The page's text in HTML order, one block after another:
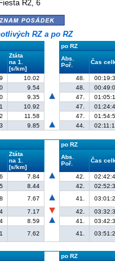
R2, 6
posádek
RZ a po RZ
po RZ
Ztáta
na 1.
[s/km]
Abs.
Poř.
Čas
10.02 48.
9.54 48.
9.35 47.
10.92 47.
11.58 47.
9.85 44.
po RZ
Ztáta
na 1.
[s/km]
Abs.
Poř.
Čas
7.84 42.
8.44 42.
7.67 41.
7.17 42.
8.59 41.
7.62 41.
po RZ